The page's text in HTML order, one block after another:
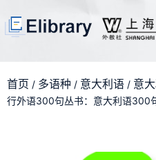
首页 / 多语种 / 意大利语 / 意
行外语300句丛书：意大利语300